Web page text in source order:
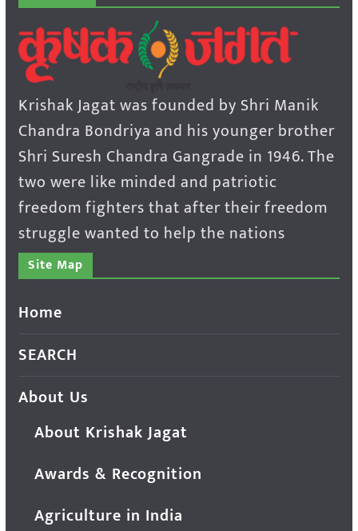
Krishak Jagat was founded by Shri Manik
Chandra Bondriya and his younger brother
Shri Suresh Chandra Gangrade in 1946. The
two were like minded and patriotic
freedom fighters that after their freedom
struggle wanted to help the nations
Site Map
Home
SEARCH
About Us
About Krishak Jagat
Awards & Recognition
Agriculture in India